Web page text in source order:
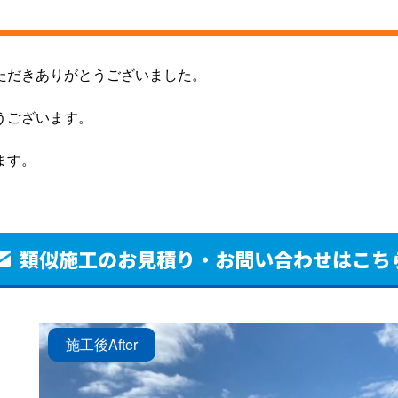
きありがとうございました。
ざいます。
。
類似施工のお見積り・ お問い合わせはこち
施工後After